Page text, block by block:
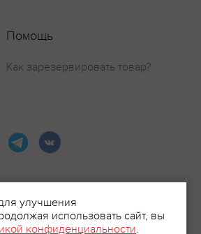
Помощь
Как зарезервировать товар?
улучшения
использовать сайт, вы
конфиденциальности.